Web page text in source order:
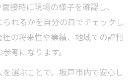
接時に現場の様子を確認し、
られるかを自分の目でチェックし
の将来性や業績、地域での評判
考になります。
選ぶことで、坂戸市内で安心し